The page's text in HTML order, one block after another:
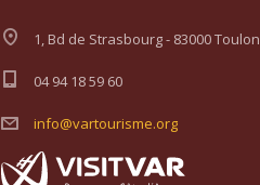
1, Bd de Strasbourg - 83000 Toulon
04 94 18 59 60
info@vartourisme.org